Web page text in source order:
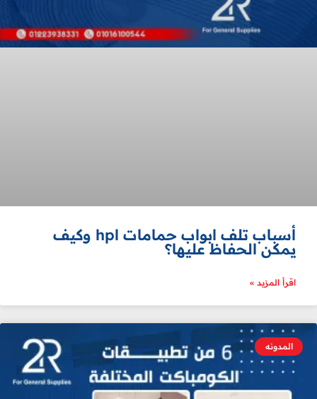
أسباب تلف ابواب حمامات hpl وكيف
يمكن الحفاظ عليها؟
اقرأ المزيد »
المدونه